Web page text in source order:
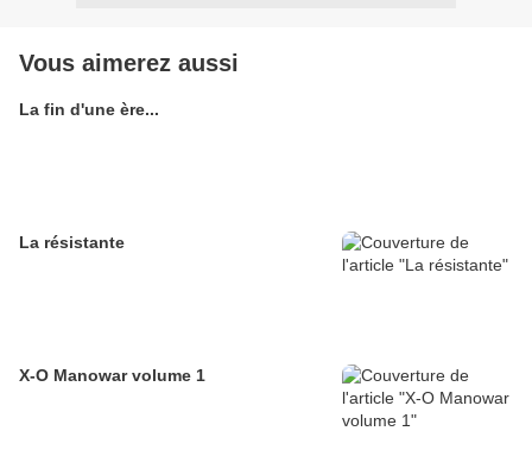
Vous aimerez aussi
La fin d'une ère...
La résistante
X-O Manowar volume 1